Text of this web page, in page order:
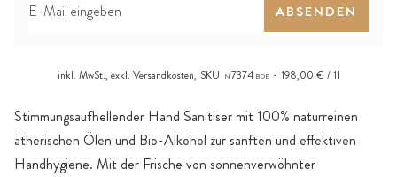
Stimmungsaufhellender Hand Sanitiser mit 100% naturreinen
ätherischen Ölen und Bio-Alkohol zur sanften und effektiven
Handhygiene. Mit der Frische von sonnenverwöhnter
ABSENDEN
inkl. MwSt., exkl. Versandkosten, SKU N7374 BDE 198,00 € / 1l